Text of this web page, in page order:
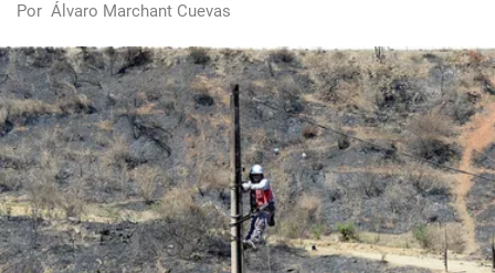
Por Álvaro Marchant Cuevas